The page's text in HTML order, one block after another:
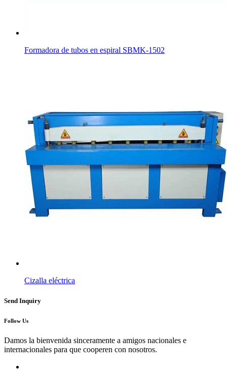
Formadora de tubos en espiral SBMK-1502
Cizalla eléctrica
Send Inquiry
Follow Us
Damos la bienvenida sinceramente a amigos nacionales e
internacionales para que cooperen con nosotros.